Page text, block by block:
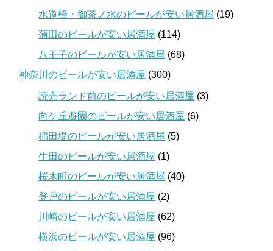
水道橋・御茶ノ水のビールが安い居酒屋 (19)
蒲田のビールが安い居酒屋 (114)
八王子のビールが安い居酒屋 (68)
神奈川のビールが安い居酒屋 (300)
読売ランド前のビールが安い居酒屋 (3)
向ケ丘遊園のビールが安い居酒屋 (6)
稲田堤のビールが安い居酒屋 (5)
生田のビールが安い居酒屋 (1)
桜木町のビールが安い居酒屋 (40)
登戸のビールが安い居酒屋 (2)
川崎のビールが安い居酒屋 (62)
横浜のビールが安い居酒屋 (96)